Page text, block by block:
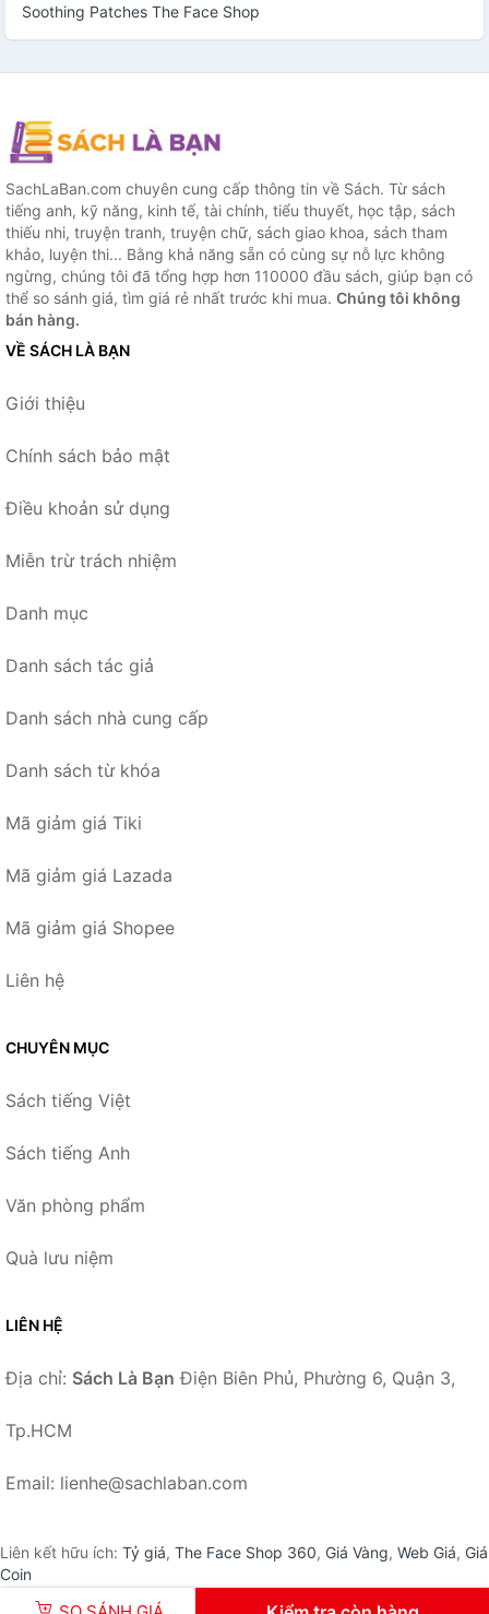
Soothing Patches The Face Shop
SachLaBan.com chuyên cung cấp thông tin về Sách. Từ sách
tiếng anh, kỹ năng, kinh tế, tài chính, tiểu thuyết, học tập, sách
thiếu nhi, truyện tranh, truyện chữ, sách giao khoa, sách tham
khảo, luyện thi... Bằng khả năng sẵn có cùng sự nỗ lực không
ngừng, chúng tôi đã tổng hợp hơn 110000 đầu sách, giúp bạn có
thể so sánh giá, tìm giá rẻ nhất trước khi mua. Chúng tôi không
bán hàng.
VỀ SÁCH LÀ BẠN
Giới thiệu
Chính sách bảo mật
Điều khoản sử dụng
Miễn trừ trách nhiệm
Danh mục
Danh sách tác giả
Danh sách nhà cung cấp
Danh sách từ khóa
Mã giảm giá Tiki
Mã giảm giá Lazada
Mã giảm giá Shopee
Liên hệ
CHUYÊN MỤC
Sách tiếng Việt
Sách tiếng Anh
Văn phòng phẩm
Quà lưu niệm
LIÊN HỆ
Địa chỉ: Sách Là Bạn Điện Biên Phủ, Phường 6, Quận 3,
Tp.HCM
Email: lienhe@sachlaban.com
Liên kết hữu ích: Tỷ giá, The Face Shop 360, Giá Vàng, Web Giá, Giá
Coin